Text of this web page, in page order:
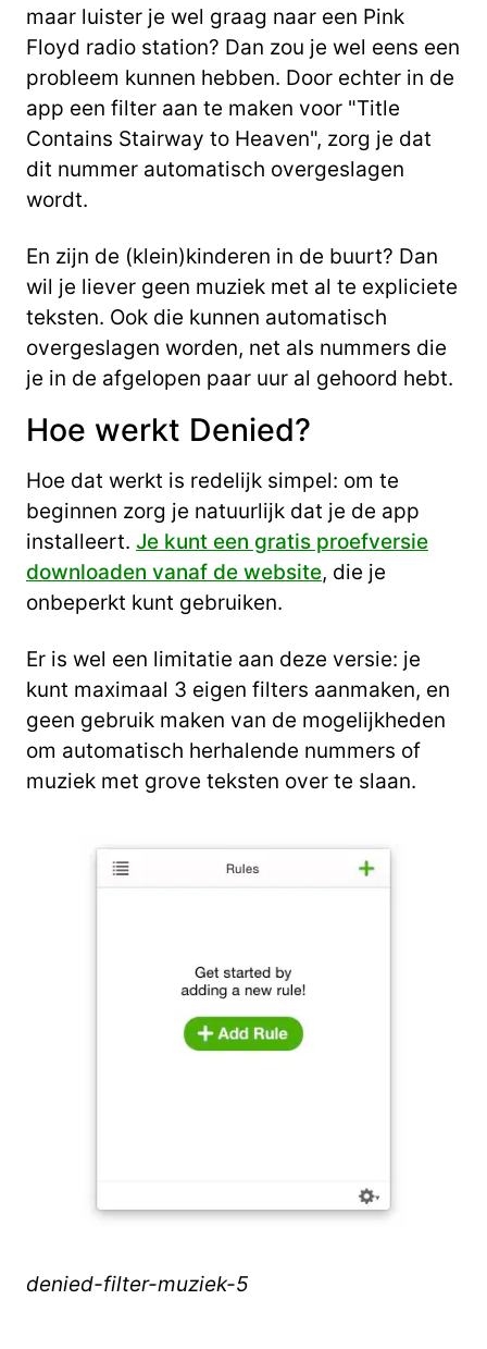
maar luister je wel graag naar een Pink
Floyd radio station? Dan zou je wel eens een
probleem kunnen hebben. Door echter in de
app een filter aan te maken voor "Title
Contains Stairway to Heaven", zorg je dat
dit nummer automatisch overgeslagen
wordt.
En zijn de (klein)kinderen in de buurt? Dan
wil je liever geen muziek met al te expliciete
teksten. Ook die kunnen automatisch
overgeslagen worden, net als nummers die
je in de afgelopen paar uur al gehoord hebt.
Hoe werkt Denied?
Hoe dat werkt is redelijk simpel: om te
beginnen zorg je natuurlijk dat je de app
installeert. Je kunt een gratis proefversie
downloaden vanaf de website, die je
onbeperkt kunt gebruiken.
Er is wel een limitatie aan deze versie: je
kunt maximaal 3 eigen filters aanmaken, en
geen gebruik maken van de mogelijkheden
om automatisch herhalende nummers of
muziek met grove teksten over te slaan.
denied-filter-muziek-5